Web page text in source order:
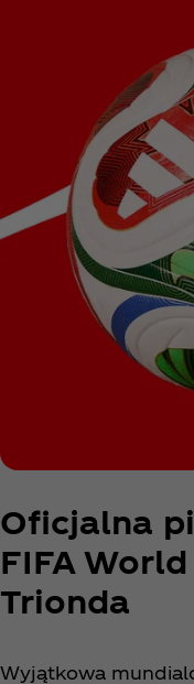
Oficjalna
FIFA
Trionda
Wyjątkowa